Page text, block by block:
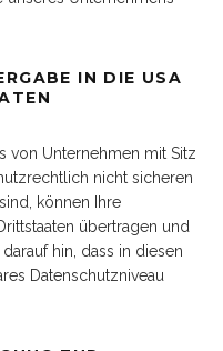
IN DIE USA
von Unternehmen mit Sitz
nicht sicheren
können Ihre
übertragen und
hin, dass in diesen
Datenschutzniveau